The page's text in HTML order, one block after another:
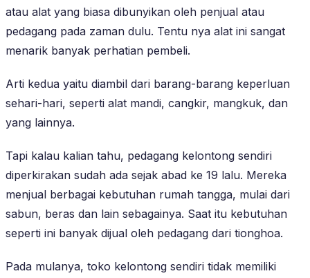
atau alat yang biasa dibunyikan oleh penjual atau
pedagang pada zaman dulu. Tentu nya alat ini sangat
menarik banyak perhatian pembeli.
Arti kedua yaitu diambil dari barang-barang keperluan
sehari-hari, seperti alat mandi, cangkir, mangkuk, dan
yang lainnya.
Tapi kalau kalian tahu, pedagang kelontong sendiri
diperkirakan sudah ada sejak abad ke 19 lalu. Mereka
menjual berbagai kebutuhan rumah tangga, mulai dari
sabun, beras dan lain sebagainya. Saat itu kebutuhan
seperti ini banyak dijual oleh pedagang dari tionghoa.
Pada mulanya, toko kelontong sendiri tidak memiliki